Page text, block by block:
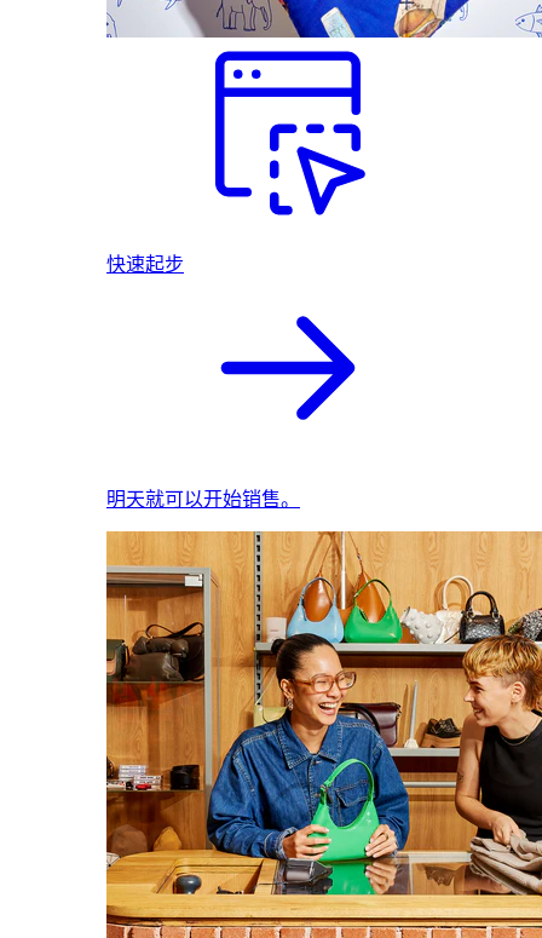
快速起步
明天就可以开始销售。